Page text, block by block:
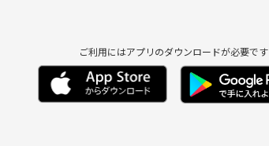
ご利用にはアプリのダウンロードが必要です